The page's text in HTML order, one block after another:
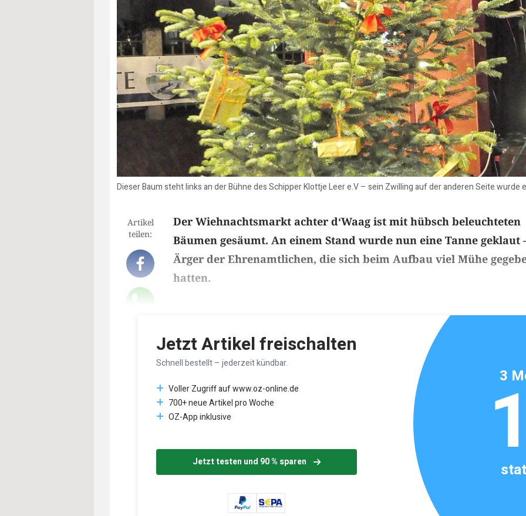
Dieser Baum steht links an der Bühne des Schipper Klottje Leer e.V – sein Zwilling auf der anderen Seite wurde
Artikel
teilen:
Der Wiehnachtsmarkt achter d‘Waag ist mit hübsch beleuchteten
Bäumen gesäumt. An einem Stand wurde nun eine Tanne geklaut
Ärger der Ehrenamtlichen, die sich beim Aufbau viel Mühe
hatten.
Jetzt Artikel freischalten
Schnell bestellt – jederzeit kündbar.
Voller Zugriff auf www.oz-online.de
700+ neue Artikel pro Woche
OZ-App inklusive
Jetzt testen und 90 % sparen
3